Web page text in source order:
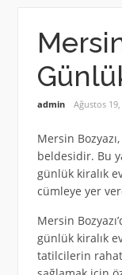
admin Ağustos
Mersin
beldesidir. Bu
günlük kiralık
cümleye yer
Mersin
günlük kiralık
tatilcilerin rahat